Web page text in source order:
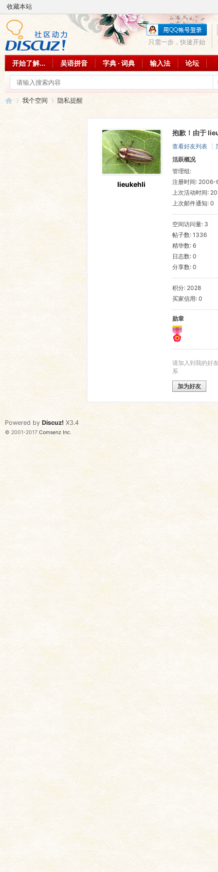
收藏本站
只需一步，快速开始
开始了解... 吴语拼音 字典 · 词典 输入法 论坛
吴
语
会
我个空间 隐私提醒
lieukehli
抱歉！由于
查看好友列表
活跃概况
管理组:
注册时间: 2006-
上次活动时间:
上次邮件通知: 0
空间访问量: 3
帖子数: 1336
精华数: 6
日志数: 0
分享数: 0
积分: 2028
买家信用: 0
勋章
请加入到我的好
系
加为好友
Powered by Discuz! X3.4
© 2001-2017 Comsenz Inc.